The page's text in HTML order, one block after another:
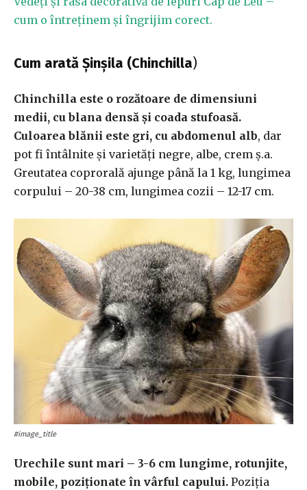
cum o întreținem și îngrijim corect.
Cum arată Șinșila (Chinchilla)
Chinchilla este o rozătoare de dimensiuni
medii, cu blana densă și coada stufoasă.
Culoarea blănii este gri, cu abdomenul alb, dar
pot fi întâlnite și varietăți negre, albe, crem ș.a.
Greutatea coprorală ajunge până la 1 kg, lungimea
corpului – 20-38 cm, lungimea cozii – 12-17 cm.
#image_title
Urechile sunt mari – 3-6 cm lungime, rotunjite,
mobile, poziționate în vârful capului. Poziția